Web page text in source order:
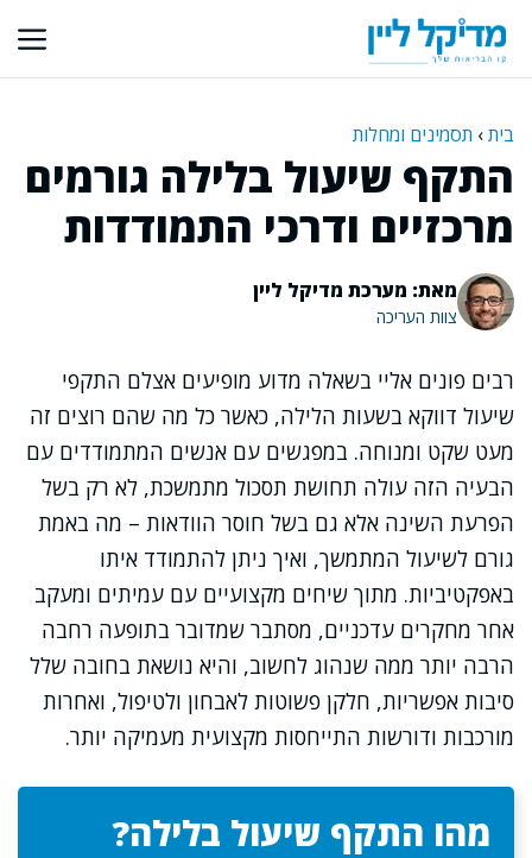
לתוכן
בית› תסמינים ומחלות
התקף שיעול בלילה גורמים
מרכזיים ודרכי התמודדות
מאת: מערכת מדיקל ליין
צוות העריכה
רבים פונים אליי בשאלה מדוע מופיעים אצלם התקפי
שיעול דווקא בשעות הלילה, כאשר כל מה שהם רוצים זה
מעט שקט ומנוחה. במפגשים עם אנשים המתמודדים עם
הבעיה הזה עולה תחושת תסכול מתמשכת, לא רק בשל
הפרעת השינה אלא גם בשל חוסר הוודאות – מה באמת
גורם לשיעול המתמשך, ואיך ניתן להתמודד איתו
באפקטיביות. מתוך שיחים מקצועיים עם עמיתים ומעקב
אחר מחקרים עדכניים, מסתבר שמדובר בתופעה רחבה
הרבה יותר ממה שנהוג לחשוב, והיא נושאת בחובה שלל
סיבות אפשריות, חלקן פשוטות לאבחון ולטיפול, ואחרות
מורכבות ודורשות התייחסות מקצועית מעמיקה יותר.
מהו התקף שיעול בלילה?